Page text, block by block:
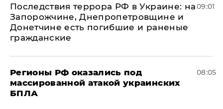
Последствия террора РФ в Украине: на
Запорожчине, Днепропетровщине и
Донетчине есть погибшие и раненые
гражданские
09:01
Регионы РФ оказались под
массированной атакой украинских
БПЛА
08:05